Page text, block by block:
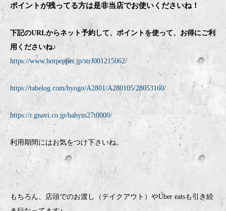
ポイントが残ってる方は是非当店でお使いくださいね！
下記のURLからネット予約して、ポイントを使って、お得にご利
用くださいね♪
https://www.hotpepper.jp/strJ001215062/
https://tabelog.com/hyogo/A2801/A280105/28053160/
https://r.gnavi.co.jp/bahym27t0000/
利用期間にはお気をつけ下さいね。
もちろん、店頭でのお渡し（テイクアウト）やUber eatsも引き続